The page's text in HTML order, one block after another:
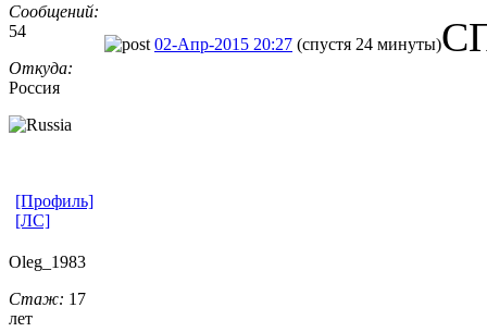
Сообщений:
54
Откуда:
Россия
02-Апр-2015 20:27 (спустя 24 минуты)
[Профиль]
[ЛС]
Oleg_1983
Стаж: 17
лет